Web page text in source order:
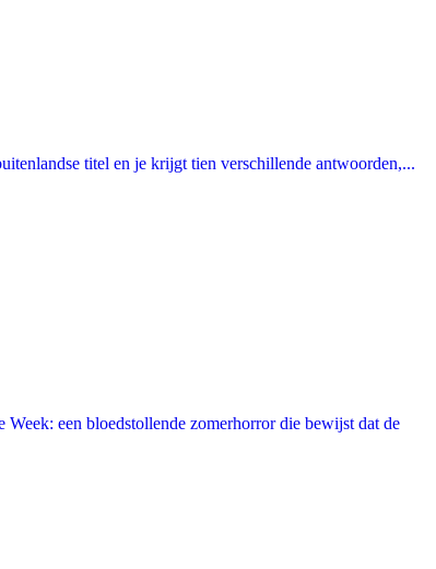
titel en je krijgt tien verschillende antwoorden,...
een bloedstollende zomerhorror die bewijst dat de